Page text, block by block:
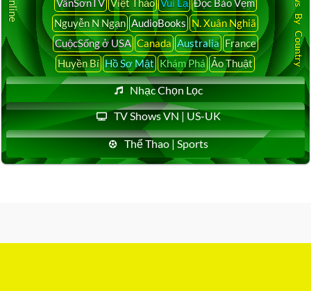
VânSơnTV Việt Thảo Vui Lạ Đọc Báo Vẹm
Nguyễn N Ngạn AudioBooks N. Xuân Nghiã
CuộcSống ở USA Canada Australia France
Huyền Bí Hồ Sơ Mật Khám Phá Ảo Thuật
Nhạc Chọn Lọc
TV Shows VN | US-UK
Thể Thao | Sports